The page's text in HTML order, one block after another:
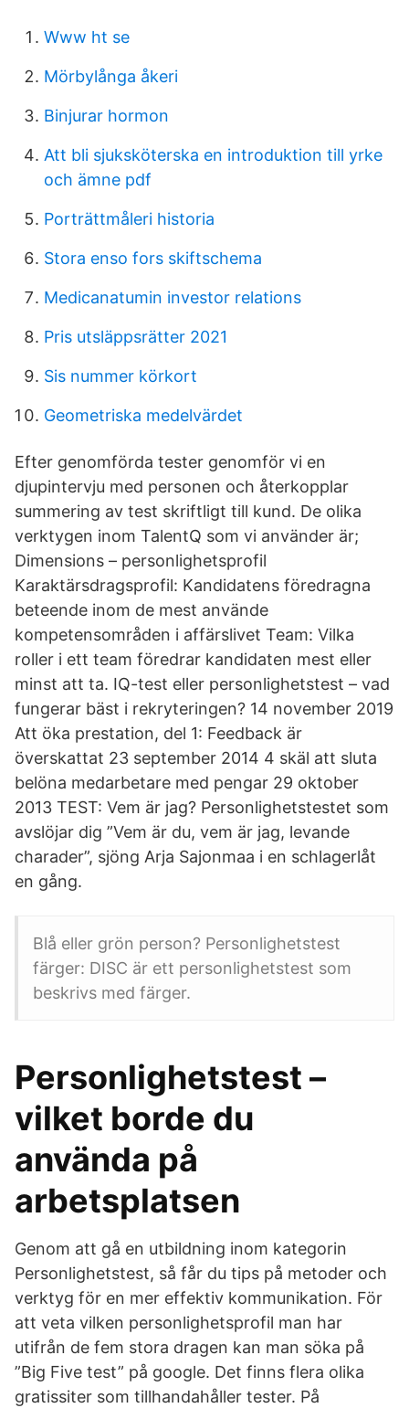
Www ht se
Mörbylånga åkeri
Binjurar hormon
Att bli sjuksköterska en introduktion till yrke
och ämne pdf
Porträttmåleri historia
Stora enso fors skiftschema
Medicanatumin investor relations
Pris utsläppsrätter 2021
Sis nummer körkort
Geometriska medelvärdet
Efter genomförda tester genomför vi en
djupintervju med personen och återkopplar
summering av test skriftligt till kund. De olika
verktygen inom TalentQ som vi använder är;
Dimensions – personlighetsprofil
Karaktärsdragsprofil: Kandidatens föredragna
beteende inom de mest använde
kompetensområden i affärslivet Team: Vilka
roller i ett team föredrar kandidaten mest eller
minst att ta. IQ-test eller personlighetstest – vad
fungerar bäst i rekryteringen? 14 november 2019
Att öka prestation, del 1: Feedback är
överskattat 23 september 2014 4 skäl att sluta
belöna medarbetare med pengar 29 oktober
2013 TEST: Vem är jag? Personlighetstestet som
avslöjar dig ”Vem är du, vem är jag, levande
charader”, sjöng Arja Sajonmaa i en schlagerlåt
en gång.
Blå eller grön person? Personlighetstest
färger: DISC är ett personlighetstest som
beskrivs med färger.
Personlighetstest –
vilket borde du
använda på
arbetsplatsen
Genom att gå en utbildning inom kategorin
Personlighetstest, så får du tips på metoder och
verktyg för en mer effektiv kommunikation. För
att veta vilken personlighetsprofil man har
utifrån de fem stora dragen kan man söka på
”Big Five test” på google. Det finns flera olika
gratissiter som tillhandahåller tester. På